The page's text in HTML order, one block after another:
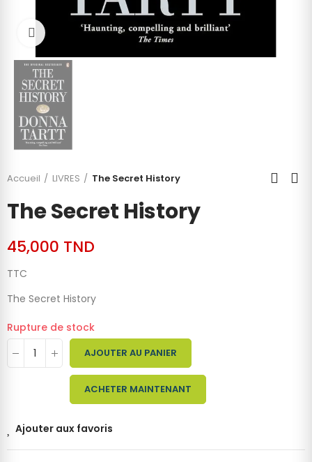
Cliquez pour agrandir
Accueil LIVRES The Secret History
The Secret History
45,000 TND
TTC
The Secret History
Rupture de stock
AJOUTER AU PANIER
ACHETER MAINTENANT
Ajouter aux favoris